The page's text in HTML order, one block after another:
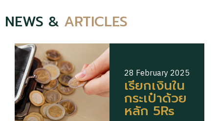
NEWS & ARTICLES
28 February 2025
เรียกเงินใน
กระเป๋าด้วย
หลัก 5Rs